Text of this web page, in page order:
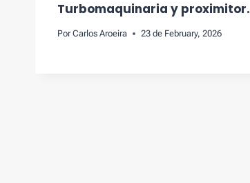
Turbomaquinaria y proximitor.
Por Carlos Aroeira 23 de February, 2026